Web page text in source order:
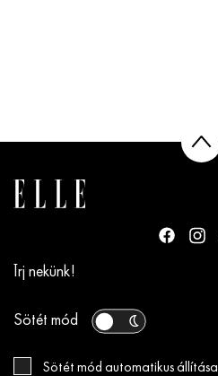
Írj nekünk!
Sötét mód
Sötét mód automatikus állítása